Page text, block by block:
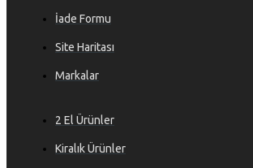
İade Formu
Site Haritası
Markalar
2 El Ürünler
Kiralık Ürünler